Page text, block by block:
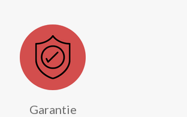
Garantie